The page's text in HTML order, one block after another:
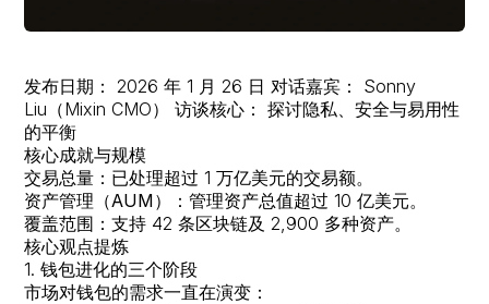
抵押贷款 即将来临
恢复
财富传承
发布日期： 2026 年 1 月 26 日对话嘉宾：
Sonny
Liu（Mixin CMO）访谈核心： 探讨隐私、安全与易用性
的平衡
核心成就与规模
交易总量 ：已处理超过 1 万亿美元的交易额。
资产管理（AUM）
：管理资产总值超过 10 亿美元。
覆盖范围 ：支持 42 条区块链及 2,900 多种资产。
核心观点提炼
1. 钱包进化的三个阶段
市场对钱包的需求一直在演变：